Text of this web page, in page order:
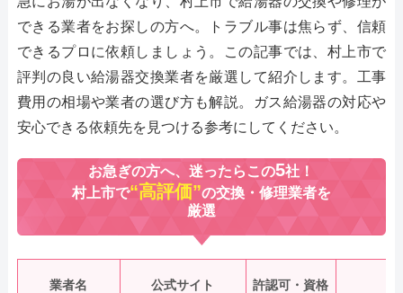
できる業者をお探しの方へ。トラブル事は焦らず、信頼
できるプロに依頼しましょう。この記事では、村上市で
評判の良い給湯器交換業者を厳選して紹介します。工事
費用の相場や業者の選び方も解説。ガス給湯器の対応や
安心できる依頼先を見つける参考にしてください。
お急ぎの方へ、迷ったらこの5社！
村上市で“高評価”の交換・修理業者を
厳選
業者名 公式サイト 許認可・資格